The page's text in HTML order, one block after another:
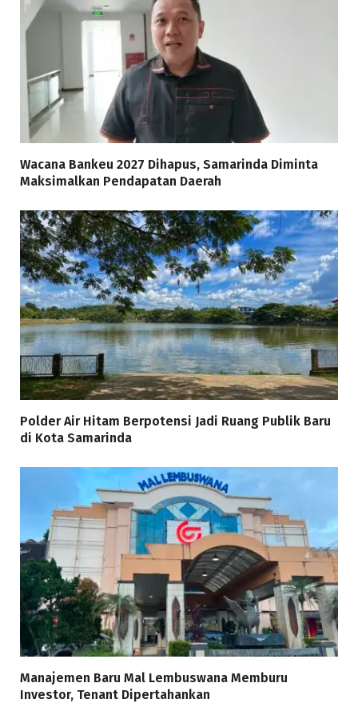
Wacana Bankeu 2027 Dihapus, Samarinda Diminta
Maksimalkan Pendapatan Daerah
Polder Air Hitam Berpotensi Jadi Ruang Publik Baru
di Kota Samarinda
Manajemen Baru Mal Lembuswana Memburu
Investor, Tenant Dipertahankan